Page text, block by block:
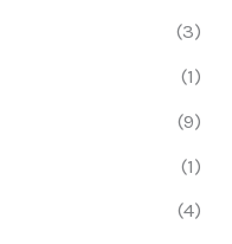
(3)
(1)
(9)
(1)
(4)